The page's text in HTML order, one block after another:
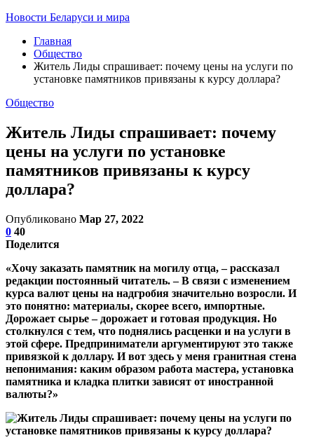
Новости Беларуси и мира
Главная
Общество
Житель Лиды спрашивает: почему цены на услуги по
установке памятников привязаны к курсу доллара?
Общество
Житель Лиды спрашивает: почему
цены на услуги по установке
памятников привязаны к курсу
доллара?
Опубликовано Мар 27, 2022
0 40
Поделится
«Хочу заказать памятник на могилу отца, – рассказал
редакции постоянный читатель. – В связи с изменением
курса валют цены на надгробия значительно возросли. И
это понятно: материалы, скорее всего, импортные.
Дорожает сырье – дорожает и готовая продукция. Но
столкнулся с тем, что поднялись расценки и на услуги в
этой сфере. Предприниматели аргументируют это также
привязкой к доллару. И вот здесь у меня гранитная стена
непонимания: каким образом работа мастера, установка
памятника и кладка плитки зависят от иностранной
валюты?»